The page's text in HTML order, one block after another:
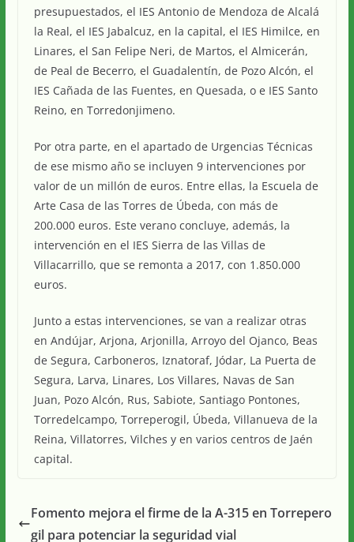
presupuestados, el IES Antonio de Mendoza de Alcalá
la Real, el IES Jabalcuz, en la capital, el IES Himilce, en
Linares, el San Felipe Neri, de Martos, el Almicerán,
de Peal de Becerro, el Guadalentín, de Pozo Alcón, el
IES Cañada de las Fuentes, en Quesada, o e IES Santo
Reino, en Torredonjimeno.
Por otra parte, en el apartado de Urgencias Técnicas
de ese mismo año se incluyen 9 intervenciones por
valor de un millón de euros. Entre ellas, la Escuela de
Arte Casa de las Torres de Úbeda, con más de
200.000 euros. Este verano concluye, además, la
intervención en el IES Sierra de las Villas de
Villacarrillo, que se remonta a 2017, con 1.850.000
euros.
Junto a estas intervenciones, se van a realizar otras
en Andújar, Arjona, Arjonilla, Arroyo del Ojanco, Beas
de Segura, Carboneros, Iznatoraf, Jódar, La Puerta de
Segura, Larva, Linares, Los Villares, Navas de San
Juan, Pozo Alcón, Rus, Sabiote, Santiago Pontones,
Torredelcampo, Torreperogil, Úbeda, Villanueva de la
Reina, Villatorres, Vilches y en varios centros de Jaén
capital.
Fomento mejora el firme de la A-315 en Torrepero
gil para potenciar la seguridad vial